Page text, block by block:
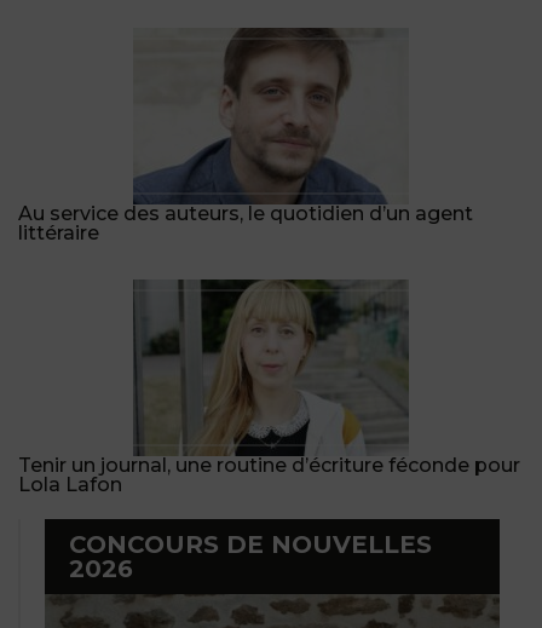
Au service des auteurs, le quotidien d’un agent
littéraire
Tenir un journal, une routine d’écriture féconde pour
Lola Lafon
CONCOURS DE NOUVELLES
2026